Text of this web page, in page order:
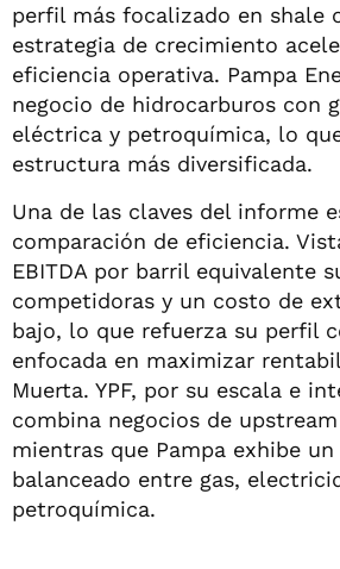
perfil más focalizado en shale
estrategia de crecimiento
eficiencia operativa. Pampa
negocio de hidrocarburos con
eléctrica y petroquímica, lo
estructura más diversificada.
Una de las claves del informe
comparación de eficiencia.
EBITDA por barril equivalente
competidoras y un costo de
bajo, lo que refuerza su perfil
enfocada en maximizar
Muerta. YPF, por su escala e
combina negocios de
mientras que Pampa exhibe
balanceado entre gas,
petroquímica.